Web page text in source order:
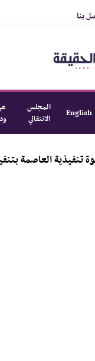
بنا
English
المجلس
الانتقالي
بتنفيذ العصيان